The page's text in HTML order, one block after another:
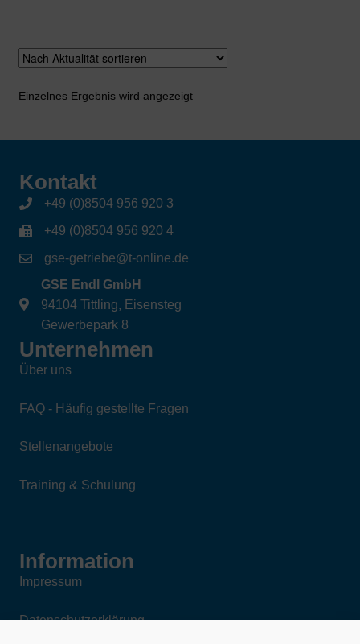
Einzelnes Ergebnis wird angezeigt
Kontakt
+49 (0)8504 956 920 3
+49 (0)8504 956 920 4
gse-getriebe@t-online.de
GSE Endl GmbH
94104 Tittling, Eisensteg
Gewerbepark 8
Unternehmen
Über uns
FAQ - Häufig gestellte Fragen
Stellenangebote
Training & Schulung
Information
Impressum
Datenschutzerklärung